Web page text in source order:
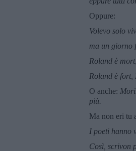
Oppure:
Volevo solo
ma un giorno
Roland è
Roland è fort,
O anche:
più.
Ma non eri tu
I poeti hanno
Così, scrivon